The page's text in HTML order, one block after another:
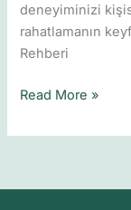
deneyiminizi
rahatlamanın
Rehberi
Read More »